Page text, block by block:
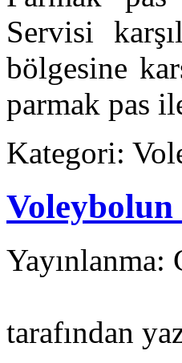
Servisi
bölgesine
parmak pas
Kategori:
Voleybolun
tarafından